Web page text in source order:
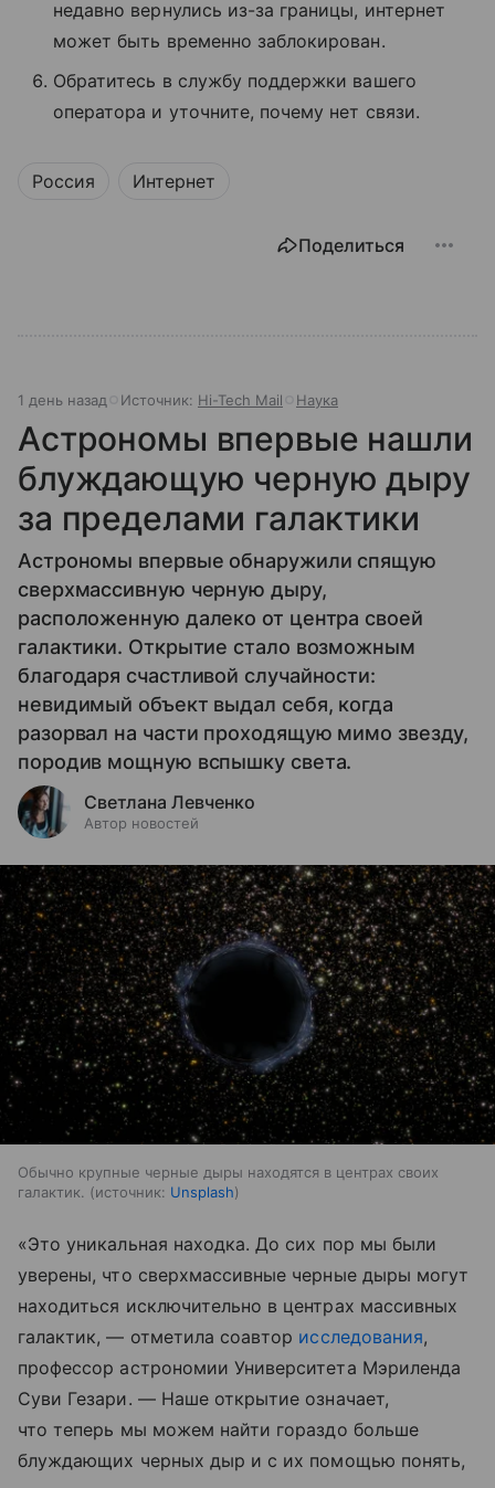
недавно вернулись из-за границы, интернет
может быть временно заблокирован.
Обратитесь в службу поддержки вашего
оператора и уточните, почему нет связи.
Россия Интернет
Поделиться
1 день назад Источник: Hi-Tech Mail Наука
Астрономы впервые нашли
блуждающую черную дыру
за пределами галактики
Астрономы впервые обнаружили спящую
сверхмассивную черную дыру,
расположенную далеко от центра своей
галактики. Открытие стало возможным
благодаря счастливой случайности:
невидимый объект выдал себя, когда
разорвал на части проходящую мимо звезду,
породив мощную вспышку света.
Светлана Левченко
Автор новостей
Обычно крупные черные дыры находятся в центрах своих
галактик.
источник: Unsplash
«Это уникальная находка. До сих пор мы были
уверены, что сверхмассивные черные дыры могут
находиться исключительно в центрах массивных
галактик, — отметила соавтор исследования,
профессор астрономии Университета Мэриленда
Суви Гезари. — Наше открытие означает,
что теперь мы можем найти гораздо больше
блуждающих черных дыр и с их помощью понять,